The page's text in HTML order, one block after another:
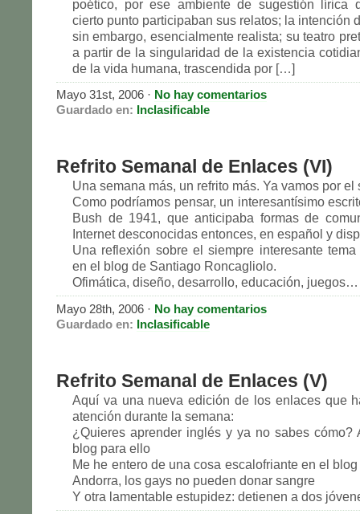
poético, por ese ambiente de sugestión lírica
cierto punto participaban sus relatos; la intención
sin embargo, esencialmente realista; su teatro
a partir de la singularidad de la existencia
de la vida humana, trascendida por […]
Mayo 31st, 2006 · No hay comentarios
Guardado en: Inclasificable
Refrito Semanal de Enlaces (VI)
Una semana más, un refrito más. Ya vamos por el
Como podríamos pensar, un interesantísimo
Bush de 1941, que anticipaba formas de
Internet desconocidas entonces, en español y
Una reflexión sobre el siempre interesante
en el blog de Santiago Roncagliolo.
Ofimática, diseño, desarrollo, educación,
Mayo 28th, 2006 · No hay comentarios
Guardado en: Inclasificable
Refrito Semanal de Enlaces (V)
Aquí va una nueva edición de los enlaces que
atención durante la semana:
¿Quieres aprender inglés y ya no sabes cómo?
blog para ello
Me he entero de una cosa escalofriante en el
Andorra, los gays no pueden donar sangre
Y otra lamentable estupidez: detienen a dos